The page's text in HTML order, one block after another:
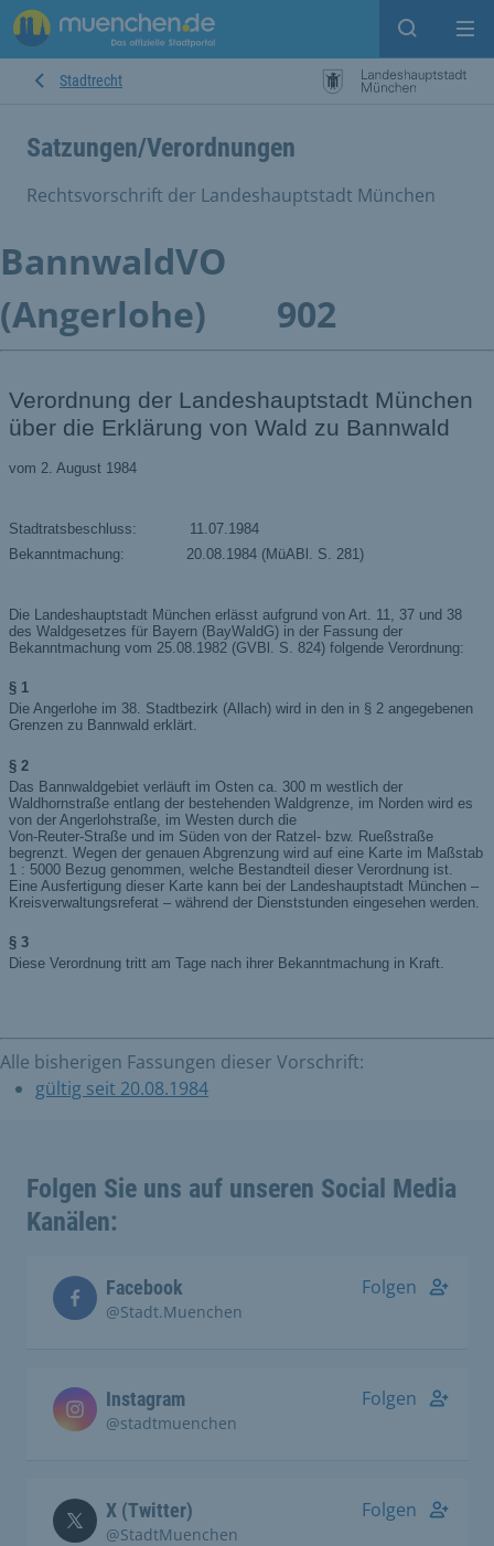
Suche
Stadtrecht
Satzungen/Verordnungen
Rechtsvorschrift der Landeshauptstadt München
BannwaldVO
(Angerlohe)
902
Alle bisherigen Fassungen dieser Vorschrift:
gültig seit 20.08.1984
Folgen Sie uns auf unseren Social Media
Kanälen:
Facebook
@Stadt.Muenchen
Folgen
Instagram
@stadtmuenchen
Folgen
X (Twitter)
@StadtMuenchen
Folgen